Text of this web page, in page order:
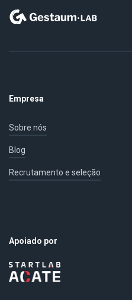
Empresa
Sobre nós
Blog
Recrutamento e seleção
Apoiado por